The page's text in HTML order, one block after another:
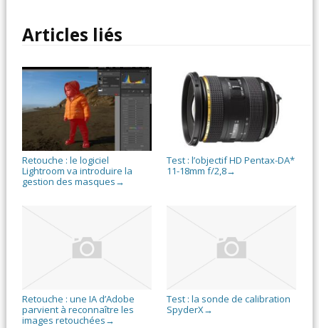
Articles liés
Retouche : le logiciel
Lightroom va introduire la
gestion des masques →
Test : l’objectif HD Pentax-DA*
11-18mm f/2,8→
Retouche : une IA d’Adobe
parvient à reconnaître les
images retouchées →
Test : la sonde de calibration
SpyderX→